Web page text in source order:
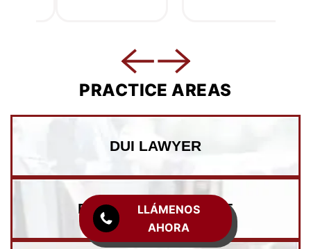
LLÁMENOS
AHORA
PRACTICE AREAS
DUI LAWYER
DOMESTIC VIOLENCE